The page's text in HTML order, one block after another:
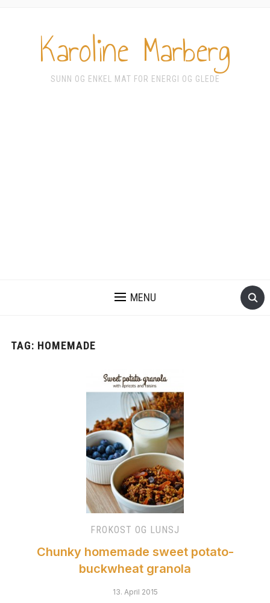
Karoline Marberg
SUNN OG ENKEL MAT FOR ENERGI OG GLEDE
MENU
TAG: HOMEMADE
FROKOST OG LUNSJ
Chunky homemade sweet potato-
buckwheat granola
13. April 2015